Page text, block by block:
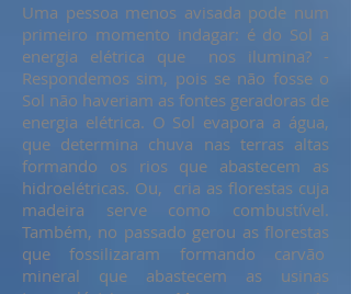
Uma pessoa menos avisada pode num
primeiro momento indagar: é do Sol a
energia elétrica que nos ilumina? -
Respondemos sim, pois se não fosse o
Sol não haveriam as fontes geradoras de
energia elétrica. O Sol evapora a água,
que determina chuva nas terras altas
formando os rios que abastecem as
hidroelétricas. Ou, cria as florestas cuja
madeira serve como combustível.
Também, no passado gerou as florestas
que fossilizaram formando carvão
mineral que abastecem as usinas